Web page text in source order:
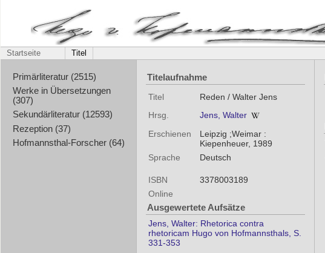
Startseite Titel
Primärliteratur (2515)
Werke in Übersetzungen
(307)
Sekundärliteratur (12593)
Rezeption (37)
Hofmannsthal-Forscher (64)
Titelaufnahme
Titel
Reden / Walter Jens
Hrsg.
Jens, Walter
Erschienen
Leipzig ;Weimar :
Kiepenheuer, 1989
Sprache
Deutsch
ISBN
3378003189
Online
Ausgewertete Aufsätze
Jens, Walter: Rhetorica contra
rhetoricam Hugo von Hofmannsthals, S.
331-353